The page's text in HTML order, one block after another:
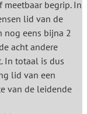
meetbaar begrip. In
lid van de
nog eens bijna 2
acht andere
In totaal is dus
lid van een
van de leidende